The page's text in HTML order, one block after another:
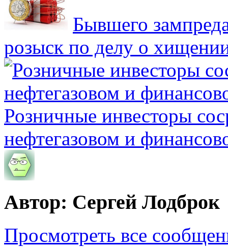
Бывшего
розыск по делу о
Розничные инвесторы
нефтегазовом и
Автор: Сергей Лодброк
Просмотреть все